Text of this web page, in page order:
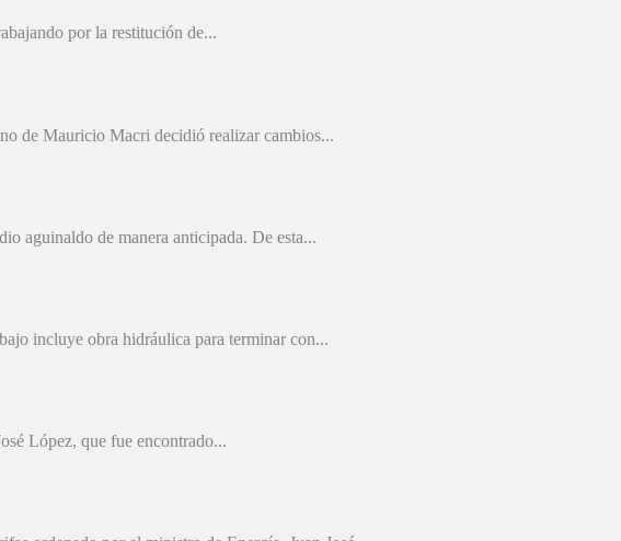
por la restitución de...
de Mauricio Macri decidió realizar cambios...
aguinaldo de manera anticipada. De esta...
incluye obra hidráulica para terminar con...
López, que fue encontrado...